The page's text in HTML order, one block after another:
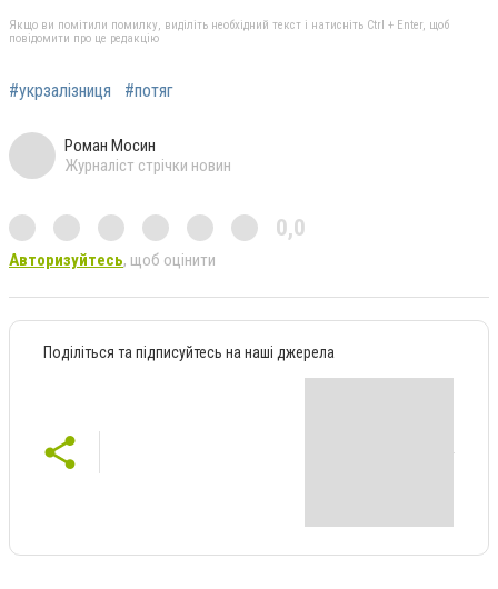
Якщо ви помітили помилку, виділіть необхідний текст і натисніть Ctrl + Enter, щоб
повідомити про це редакцію
#укрзалізниця #потяг
Роман Мосин
Журналіст стрічки новин
0,0
Авторизуйтесь, щоб оцінити
Поділіться та підписуйтесь на наші джерела